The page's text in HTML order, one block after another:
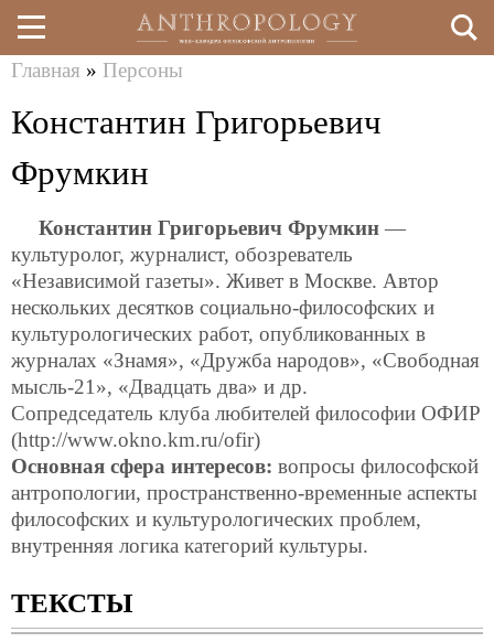
Перейти
к
здесь
Главная » Персоны
Константин Григорьевич
Фрумкин
Константин Григорьевич Фрумкин —
культуролог, журналист, обозреватель
«Независимой газеты». Живет в Москве. Автор
нескольких десятков социально-философских и
культурологических работ, опубликованных в
журналах «Знамя», «Дружба народов», «Свободная
мысль-21», «Двадцать два» и др.
Сопредседатель клуба любителей философии ОФИР
(http://www.okno.km.ru/ofir)
Основная сфера интересов: вопросы философской
антропологии, пространственно-временные аспекты
философских и культурологических проблем,
внутренняя логика категорий культуры.
ТЕКСТЫ